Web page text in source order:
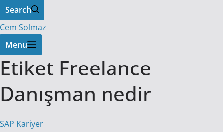
Search
Cem Solmaz
Menu
Etiket Freelance
Danışman nedir
SAP Kariyer